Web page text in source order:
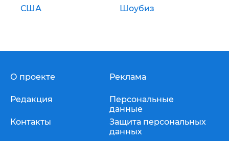
США Шоубиз
О проекте
Редакция
Контакты
Реклама
Персональные
данные
Защита персональных
данных